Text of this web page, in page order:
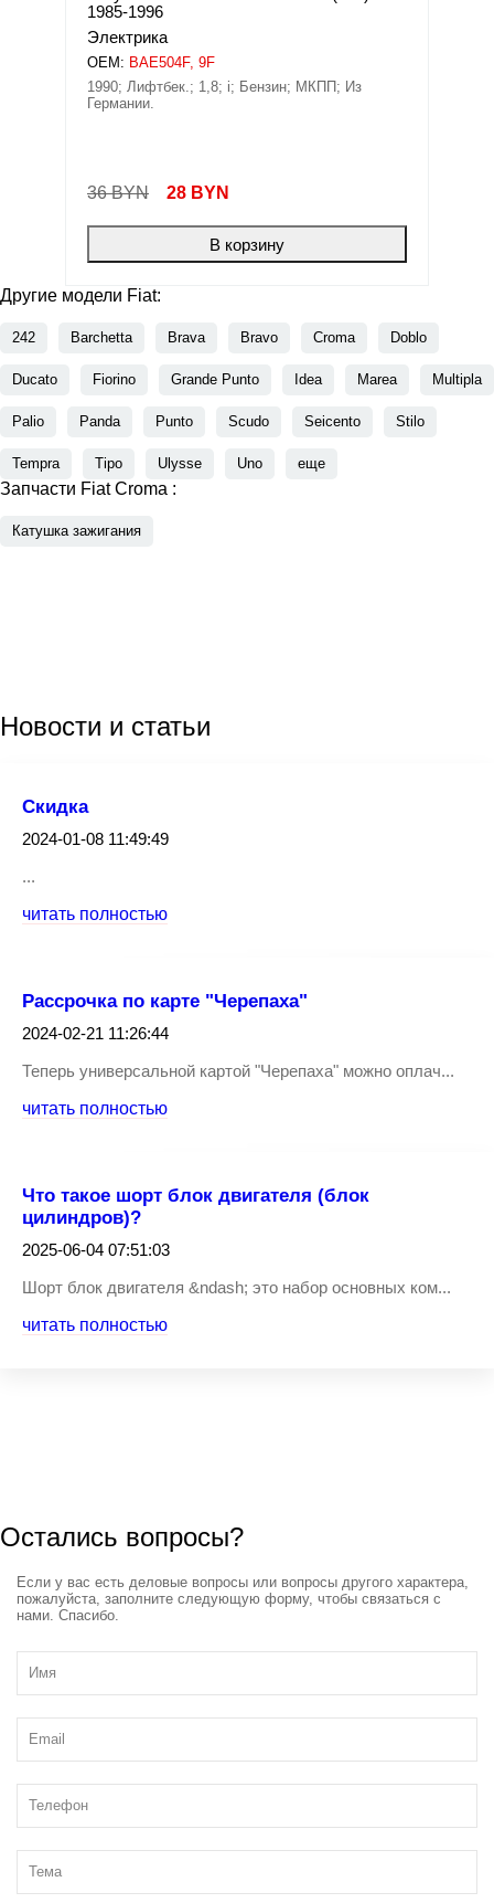
1985-1996
Электрика
OEM: BAE504F, 9F
1990; Лифтбек.; 1,8; i; Бензин; МКПП; Из
Германии.
36 BYN 28 BYN
В корзину
Другие модели Fiat:
242 Barchetta Brava Bravo Croma Doblo
Ducato Fiorino Grande Punto Idea Marea Multipla
Palio Panda Punto Scudo Seicento Stilo
Tempra Tipo Ulysse Uno еще
Запчасти Fiat Croma :
Катушка зажигания
Новости и статьи
Скидка
2024-01-08 11:49:49
...
читать полностью
Рассрочка по карте "Черепаха"
2024-02-21 11:26:44
Теперь универсальной картой "Черепаха" можно оплач...
читать полностью
Что такое шорт блок двигателя (блок
цилиндров)?
2025-06-04 07:51:03
Шорт блок двигателя &ndash; это набор основных ком...
читать полностью
Остались вопросы?
Если у вас есть деловые вопросы или вопросы другого характера,
пожалуйста, заполните следующую форму, чтобы связаться с
нами. Спасибо.